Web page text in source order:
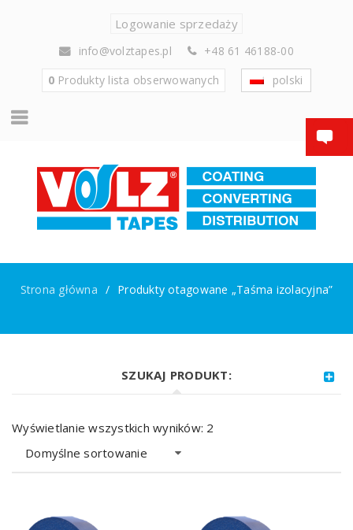
Logowanie sprzedaży
info@volztapes.pl
+48 61 46188-00
0Produkty lista obserwowanych polski
Strona główna / Produkty otagowane „Taśma izolacyjna”
SZUKAJ PRODUKT:
Wyświetlanie wszystkich wyników: 2
Domyślne sortowanie